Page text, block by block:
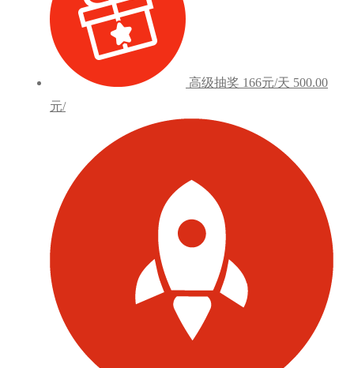
高级抽奖 166元/天 500.00
元/